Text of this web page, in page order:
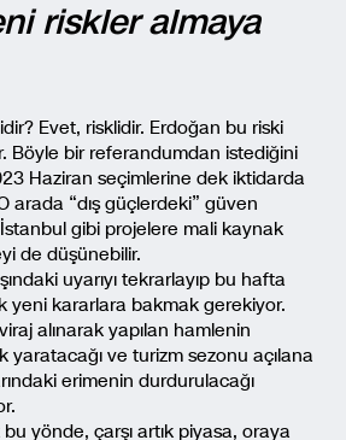
riskler almaya
Evet, risklidir. Erdoğan bu riski
Böyle bir referandumdan istediğini
Haziran seçimlerine dek iktidarda
arada “dış güçlerdeki” güven
gibi projelere mali kaynak
de düşünebilir.
uyarıyı tekrarlayıp bu hafta
yeni kararlara bakmak gerekiyor.
alınarak yapılan hamlenin
yaratacağı ve turizm sezonu açılana
erimenin durdurulacağı
yönde, çarşı artık piyasa, oraya